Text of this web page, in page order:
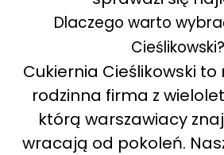
Dlaczego warto
Cieślikowski?
Cukiernia Cieślikowski
rodzinna firma z
którą warszawiacy
wracają od pokoleń.